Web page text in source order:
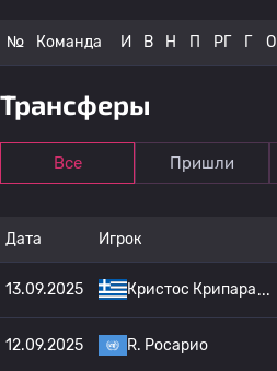
№ Команда И В Н П РГ Г О
Трансферы
Все Пришли
Дата Игрок
13.09.2025 Кристос Крипара
12.09.2025 R. Росарио